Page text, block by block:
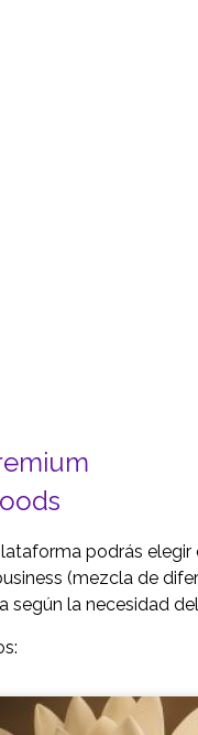
podrás elegir
(mezcla de
según la necesidad